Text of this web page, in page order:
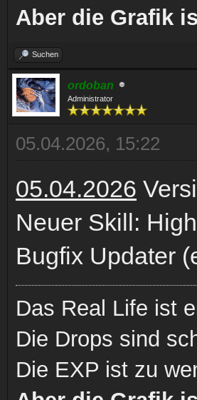
Aber die Grafik
Suchen
ordoban
Administrator
05.04.2026, 15:22
05.04.2026
Neuer Skill:
Bugfix Updater
Das Real Life ist
Die Drops sind
Die EXP ist zu